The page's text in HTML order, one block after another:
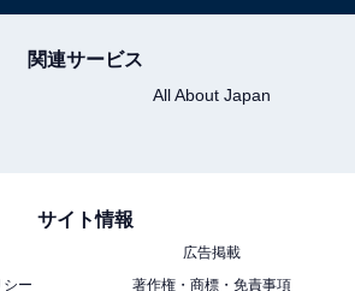
関連サービス
All About Japan
サイト情報
広告掲載
シー
著作権・商標・免責事項